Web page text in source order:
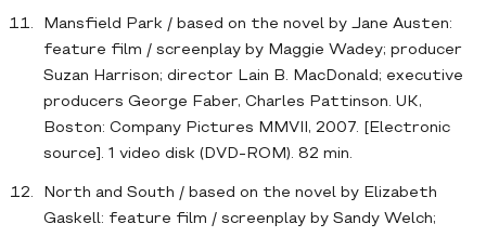
Mansfield Park / based on the novel by Jane Austen:
feature film / screenplay by Maggie Wadey; producer
Suzan Harrison; director Lain B. MacDonald; executive
producers George Faber, Charles Pattinson. UK,
Boston: Company Pictures MMVII, 2007. [Electronic
source]. 1 video disk (DVD-ROM). 82 min.
North and South / based on the novel by Elizabeth
Gaskell: feature film / screenplay by Sandy Welch;